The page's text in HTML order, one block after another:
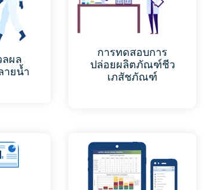
ลผล
ายน้ำ
การทดสอบการ
ปล่อยผลิตภัณฑ์ชีว
เภสัชภัณฑ์